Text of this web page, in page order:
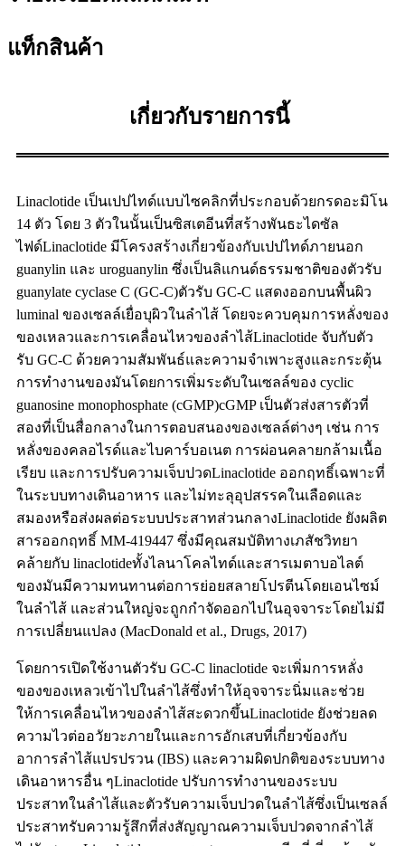
แท็กสินค้า
เกี่ยวกับรายการนี้
Linaclotide เป็นเปปไทด์แบบไซคลิกที่ประกอบด้วยกรดอะมิโน
14 ตัว โดย 3 ตัวในนั้นเป็นซิสเตอีนที่สร้างพันธะไดซัล
ไฟด์Linaclotide มีโครงสร้างเกี่ยวข้องกับเปปไทด์ภายนอก
guanylin และ uroguanylin ซึ่งเป็นลิแกนด์ธรรมชาติของตัวรับ
guanylate cyclase C (GC-C)ตัวรับ GC-C แสดงออกบนพื้นผิว
luminal ของเซลล์เยื่อบุผิวในลำไส้ โดยจะควบคุมการหลั่งของ
ของเหลวและการเคลื่อนไหวของลำไส้Linaclotide จับกับตัว
รับ GC-C ด้วยความสัมพันธ์และความจำเพาะสูงและกระตุ้น
การทำงานของมันโดยการเพิ่มระดับในเซลล์ของ cyclic
guanosine monophosphate (cGMP)cGMP เป็นตัวส่งสารตัวที่
สองที่เป็นสื่อกลางในการตอบสนองของเซลล์ต่างๆ เช่น การ
หลั่งของคลอไรด์และไบคาร์บอเนต การผ่อนคลายกล้ามเนื้อ
เรียบ และการปรับความเจ็บปวดLinaclotide ออกฤทธิ์เฉพาะที่
ในระบบทางเดินอาหาร และไม่ทะลุอุปสรรคในเลือดและ
สมองหรือส่งผลต่อระบบประสาทส่วนกลางLinaclotide ยังผลิต
สารออกฤทธิ์ MM-419447 ซึ่งมีคุณสมบัติทางเภสัชวิทยา
คล้ายกับ linaclotideทั้งไลนาโคลไทด์และสารเมตาบอไลต์
ของมันมีความทนทานต่อการย่อยสลายโปรตีนโดยเอนไซม์
ในลำไส้ และส่วนใหญ่จะถูกกำจัดออกไปในอุจจาระโดยไม่มี
การเปลี่ยนแปลง (MacDonald et al., Drugs, 2017)
โดยการเปิดใช้งานตัวรับ GC-C linaclotide จะเพิ่มการหลั่ง
ของของเหลวเข้าไปในลำไส้ซึ่งทำให้อุจจาระนิ่มและช่วย
ให้การเคลื่อนไหวของลำไส้สะดวกขึ้นLinaclotide ยังช่วยลด
ความไวต่ออวัยวะภายในและการอักเสบที่เกี่ยวข้องกับ
อาการลำไส้แปรปรวน (IBS) และความผิดปกติของระบบทาง
เดินอาหารอื่น ๆLinaclotide ปรับการทำงานของระบบ
ประสาทในลำไส้และตัวรับความเจ็บปวดในลำไส้ซึ่งเป็นเซลล์
ประสาทรับความรู้สึกที่ส่งสัญญาณความเจ็บปวดจากลำไส้